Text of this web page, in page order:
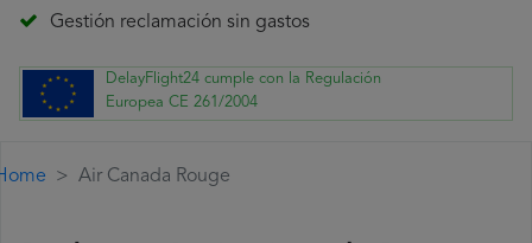
Gestión reclamación sin gastos
DelayFlight24 cumple con la Regulación
Europea CE 261/2004
Air Canada Rouge